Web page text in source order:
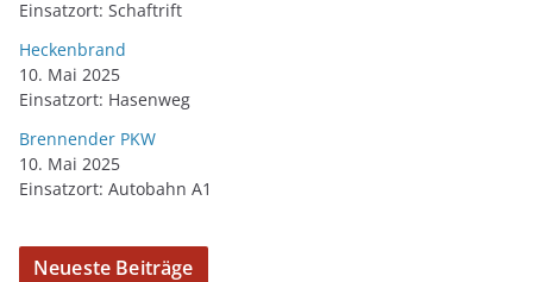
Einsatzort: Schaftrift
Heckenbrand
10. Mai 2025
Einsatzort: Hasenweg
Brennender PKW
10. Mai 2025
Einsatzort: Autobahn A1
Neueste Beiträge